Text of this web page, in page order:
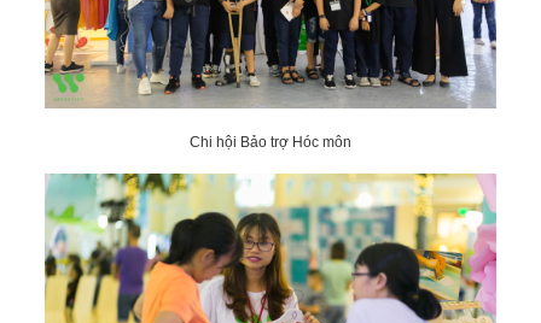
Chi hội Bảo trợ Hóc môn